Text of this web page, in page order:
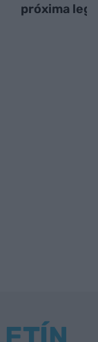
próxima